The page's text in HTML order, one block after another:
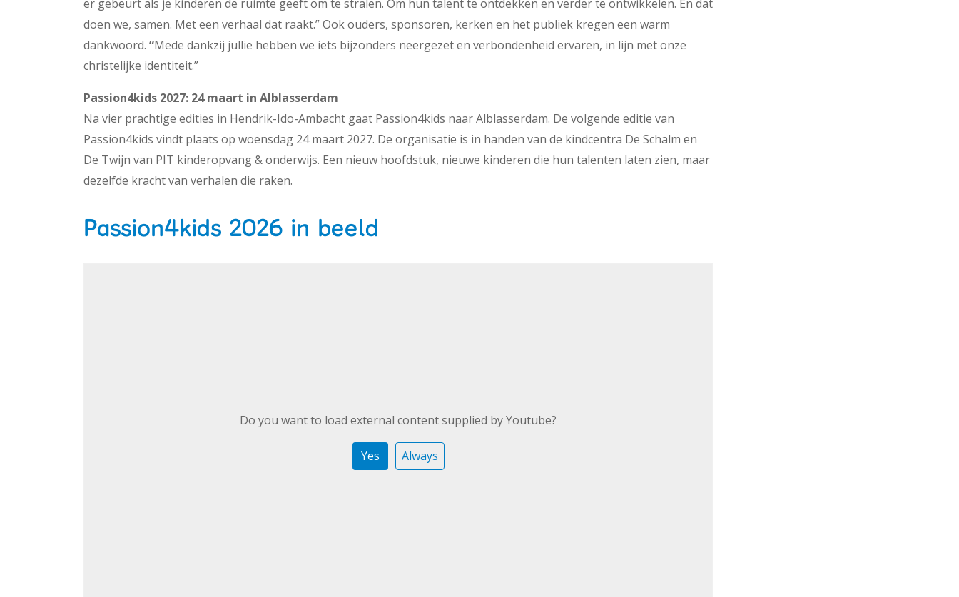
er gebeurt als je kinderen de ruimte geeft om te stralen. Om hun talent te ontdekken en verder te ontwikkelen. En dat
doen we, samen. Met een verhaal dat raakt.” Ook ouders, sponsoren, kerken en het publiek kregen een warm
dankwoord. “Mede dankzij jullie hebben we iets bijzonders neergezet en verbondenheid ervaren, in lijn met onze
christelijke identiteit.”
Passion4kids 2027: 24 maart in Alblasserdam
Na vier prachtige edities in Hendrik-Ido-Ambacht gaat Passion4kids naar Alblasserdam. De volgende editie van
Passion4kids vindt plaats op woensdag 24 maart 2027. De organisatie is in handen van de kindcentra De Schalm en
De Twijn van PIT kinderopvang & onderwijs. Een nieuw hoofdstuk, nieuwe kinderen die hun talenten laten zien, maar
dezelfde kracht van verhalen die raken.
Passion4kids 2026 in beeld
Do you want to load external content supplied byYoutube?
Yes Always